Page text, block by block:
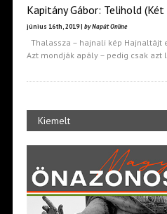
Kapitány Gábor: Telihold (Két
június 16th, 2019 | by Napút Online
Thalassza – hajnali kép Hajnaltájt
Azt mondják apály – pedig csak azt
Kiemelt